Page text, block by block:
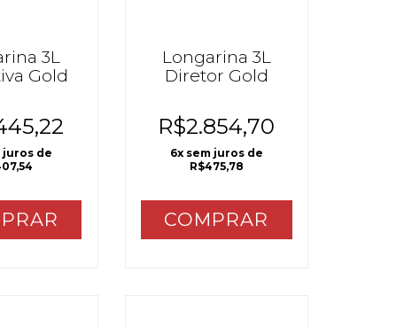
3L
Gold
juros de
Longarina 3L
Diretor Gold
R$2.854,70
6x sem juros de
R$475,78
COMPRAR